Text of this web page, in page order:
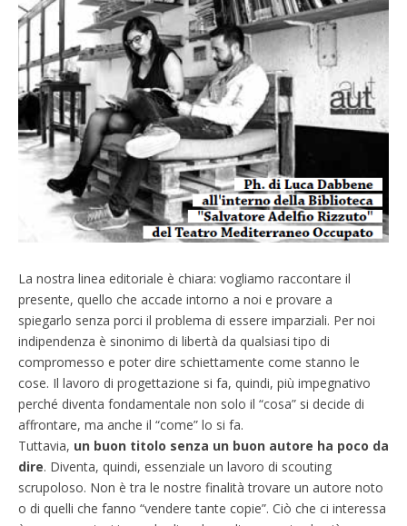
La nostra linea editoriale è chiara: vogliamo raccontare il
presente, quello che accade intorno a noi e provare a
spiegarlo senza porci il problema di essere imparziali. Per noi
indipendenza è sinonimo di libertà da qualsiasi tipo di
compromesso e poter dire schiettamente come stanno le
cose. Il lavoro di progettazione si fa, quindi, più impegnativo
perché diventa fondamentale non solo il “cosa” si decide di
affrontare, ma anche il “come” lo si fa.
Tuttavia, un buon titolo senza un buon autore ha poco da
dire. Diventa, quindi, essenziale un lavoro di scouting
scrupoloso. Non è tra le nostre finalità trovare un autore noto
o di quelli che fanno “vendere tante copie”. Ciò che ci interessa